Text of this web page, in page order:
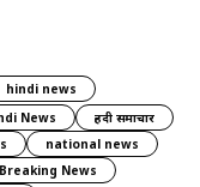
hindi news
News
हिंदी समाचार
national news
News